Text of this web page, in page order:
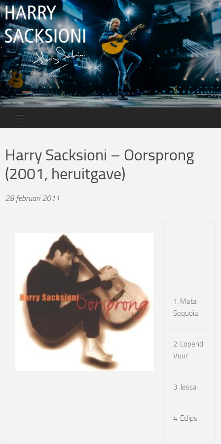
Skip
to
content
Harry Sacksioni – Oorsprong
(2001, heruitgave)
28 februari 2011
1. Meta
Sequoia
2. Lopend
Vuur
3. Jessa
4. Eclips